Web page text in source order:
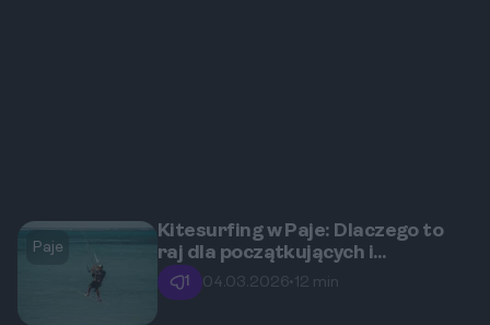
Paje
Kitesurfing w Paje: Dlaczego to
raj dla początkujących i
zaawansowanych kitesurferów?
1 04.03.2026• 12 min